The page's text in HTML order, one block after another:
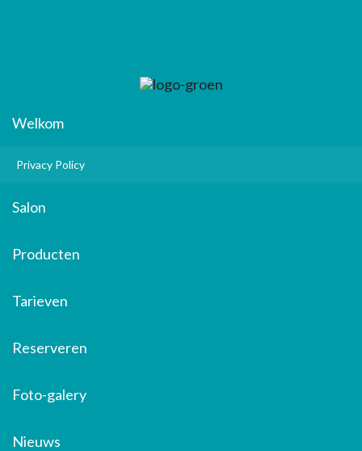
Welkom
Privacy Policy
Salon
Producten
Tarieven
Reserveren
Foto-galery
Nieuws